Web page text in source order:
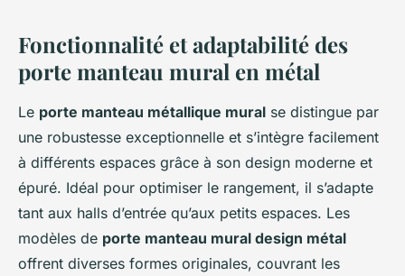
Fonctionnalité et adaptabilité des
porte manteau mural en métal
Le porte manteau métallique mural se distingue par
une robustesse exceptionnelle et s’intègre facilement
à différents espaces grâce à son design moderne et
épuré. Idéal pour optimiser le rangement, il s’adapte
tant aux halls d’entrée qu’aux petits espaces. Les
modèles de porte manteau mural design métal
offrent diverses formes originales, couvrant les